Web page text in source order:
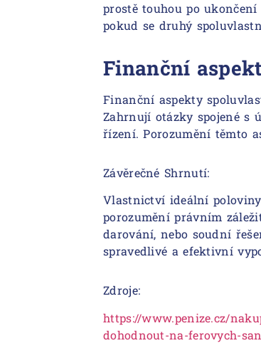
prostě touhou po
pokud se druhý
Finanční
Finanční aspekty
Zahrnují otázky spojené s
řízení. Porozumění těmto
Závěrečné Shrnutí:
Vlastnictví ideální
porozumění právním
darování, nebo soudní
spravedlivé a efektivní
Zdroje:
https://www.penize.cz/
dohodnout-na-ferovych-